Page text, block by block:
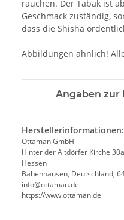
rauchen. Der Tabak ist
Geschmack zuständig,
dass die Shisha
Abbildungen ähnlich!
Angaben
Herstellerinformationen:
Ottaman GmbH
Hinter der Altdörfer Kirche 30a
Hessen
Babenhausen, Deutschland,
info@ottaman.de
https://www.ottaman.de